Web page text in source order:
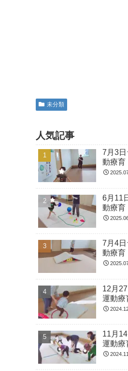
未分類
人気記事
7月3
動療育
6月11
動療育
7月4
動療育
12月
運動療
11月
運動療